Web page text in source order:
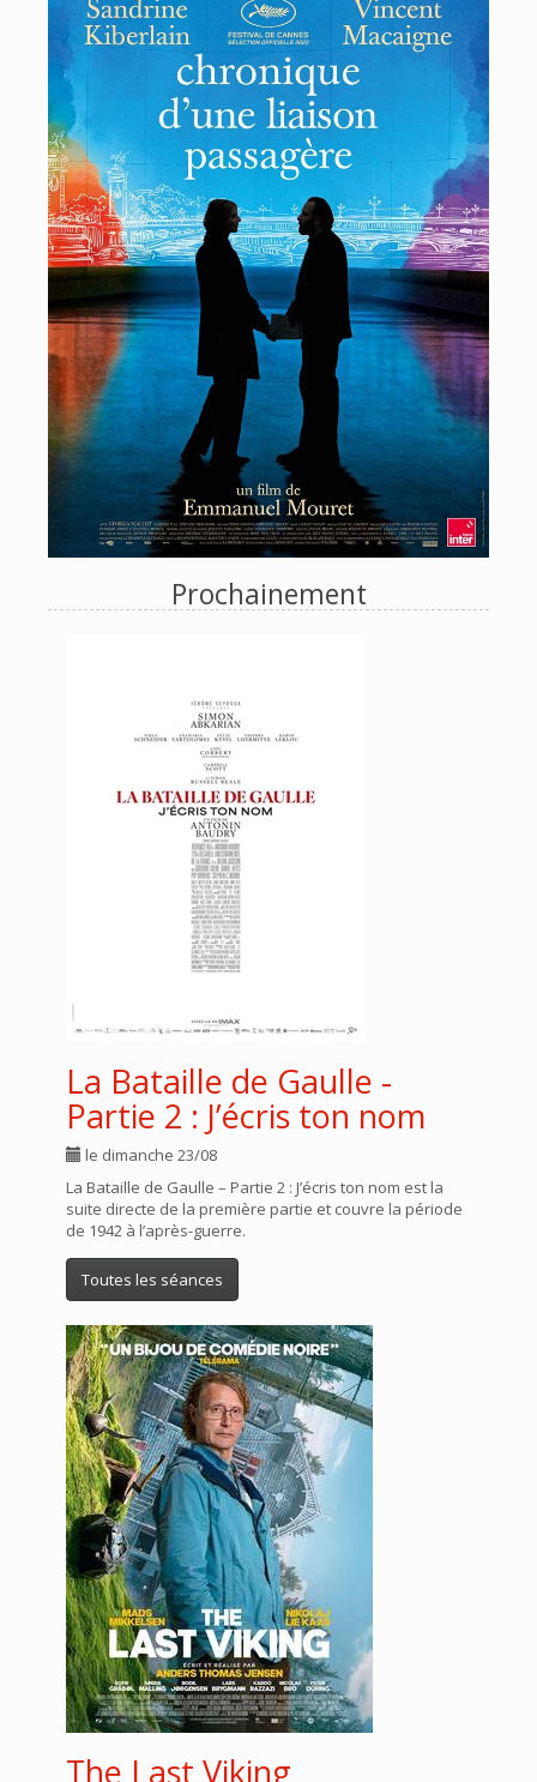
Prochainement
La Bataille de Gaulle -
Partie 2 : J’écris ton nom
le dimanche 23/08
La Bataille de Gaulle – Partie 2 : J’écris ton nom est la
suite directe de la première partie et couvre la période
de 1942 à l’après-guerre.
Toutes les séances
The Last Viking